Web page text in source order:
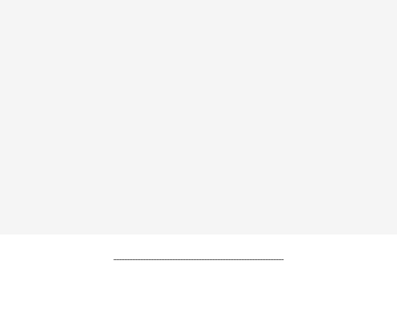
----------------------------------------------------------------